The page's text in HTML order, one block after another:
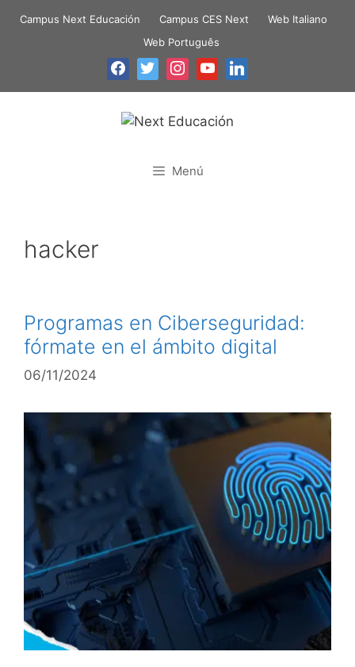
Campus Next Educación Campus CES Next
Web Italiano
Web Português
Menú
hacker
Programas en Ciberseguridad:
fórmate en el ámbito digital
06/11/2024